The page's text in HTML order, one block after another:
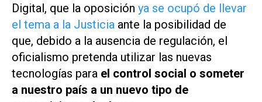
Digital, que la oposición ya se ocupó de llevar
el tema a la Justicia ante la posibilidad de
que, debido a la ausencia de regulación, el
oficialismo pretenda utilizar las nuevas
tecnologías para el control social o someter
a nuestro país a un nuevo tipo de